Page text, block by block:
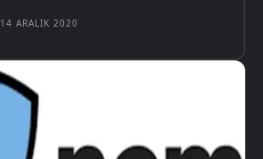
14 ARALIK 2020